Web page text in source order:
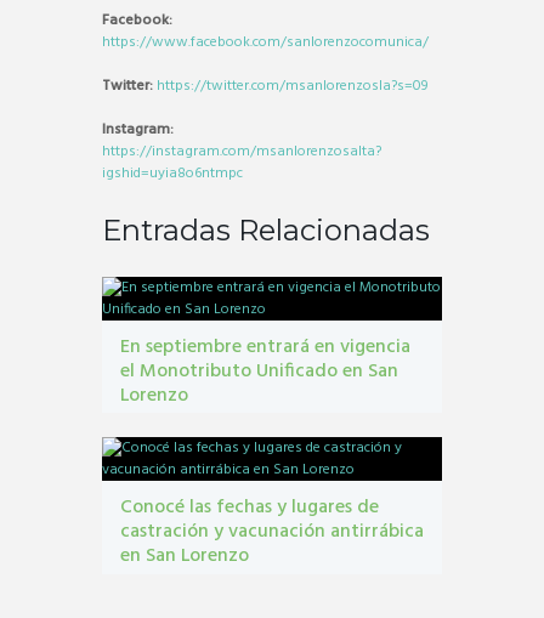
Facebook:
https://www.facebook.com/sanlorenzocomunica/
Twitter: https://twitter.com/msanlorenzosla?s=09
Instagram:
https://instagram.com/msanlorenzosalta?
igshid=uyia8o6ntmpc
Entradas Relacionadas
En septiembre entrará en vigencia
el Monotributo Unificado en San
Lorenzo
Unificado
Conocé las fechas y lugares de
castración y vacunación antirrábica
en San Lorenzo